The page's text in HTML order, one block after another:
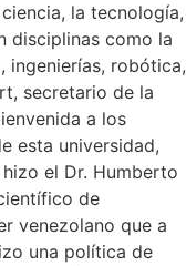
la tecnología,
disciplinas como la
ingenierías, robótica,
secretario de la
a los
esta universidad,
el Dr. Humberto
de
venezolano que a
una política de